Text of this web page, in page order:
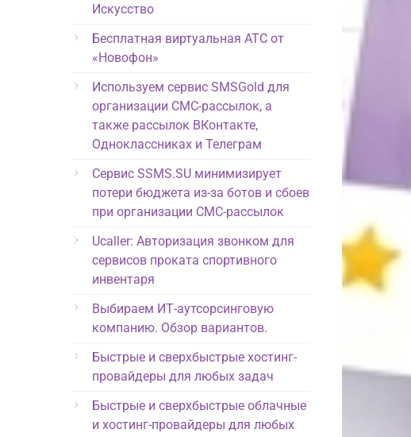
Искусство
Бесплатная виртуальная АТС от
«Новофон»
Используем сервис SMSGold для
организации СМС-рассылок, а
также рассылок ВКонтакте,
Одноклассниках и Телеграм
Сервис SSMS.SU минимизирует
потери бюджета из-за ботов и сбоев
при организации СМС-рассылок
Ucaller: Авторизация звонком для
сервисов проката спортивного
инвентаря
Выбираем ИТ-аутсорсинговую
компанию. Обзор вариантов.
Быстрые и сверхбыстрые хостинг-
провайдеры для любых задач
Быстрые и сверхбыстрые облачные
и хостинг-провайдеры для любых